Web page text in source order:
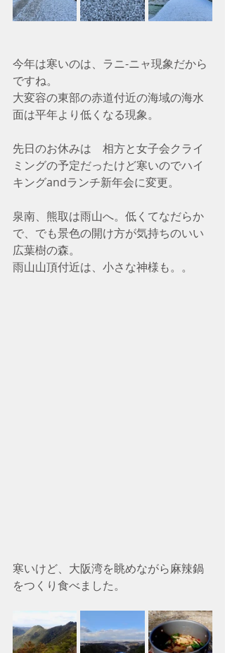
今年は寒いのは、ラニ-ニャ現象だから
ですね。
大変容の東部の赤道付近の海域の海水
面は平年より低くなる現象。
先日のお休みは　相方と女子会クライ
ミングの予定だったけど寒いのでハイ
キングandランチ新年会に変更。
泉南、熊取は雨山へ。低くてなだらか
で、でも景色の開け方が気持ちのいい
広葉樹の森。
雨山山頂付近は、小さな神様も。。
寒いけど、大阪湾を眺めながら麻辣鍋
をつくり食べました。